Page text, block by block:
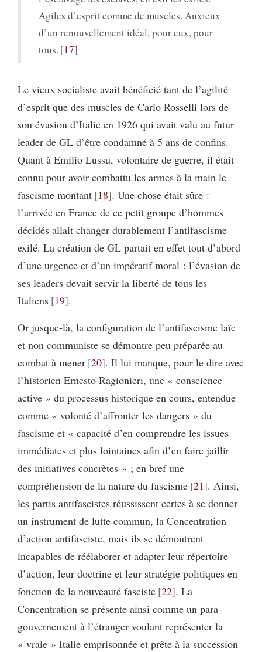
Agiles d’esprit comme de muscles. Anxieux
d’un renouvellement idéal, pour eux, pour
tous. 17
Le vieux socialiste avait bénéficié tant de l’agilité
d’esprit que des muscles de Carlo Rosselli lors de
son évasion d’Italie en 1926 qui avait valu au futur
leader de GL d’être condamné à 5 ans de confins.
Quant à Emilio Lussu, volontaire de guerre, il était
connu pour avoir combattu les armes à la main le
fascisme montant 18 . Une chose était sûre :
l’arrivée en France de ce petit groupe d’hommes
décidés allait changer durablement l’antifascisme
exilé. La création de GL partait en effet tout d’abord
d’une urgence et d’un impératif moral : l’évasion de
ses leaders devait servir la liberté de tous les
Italiens 19 .
Or jusque-là, la configuration de l’antifascisme laïc
et non communiste se démontre peu préparée au
combat à mener 20 . Il lui manque, pour le dire avec
l’historien Ernesto Ragionieri, une « conscience
active » du processus historique en cours, entendue
comme « volonté d’affronter les dangers » du
fascisme et « capacité d’en comprendre les issues
immédiates et plus lointaines afin d’en faire jaillir
des initiatives concrètes » ; en bref une
compréhension de la nature du fascisme 21 . Ainsi,
les partis antifascistes réussissent certes à se donner
un instrument de lutte commun, la Concentration
d’action antifasciste, mais ils se démontrent
incapables de réélaborer et adapter leur répertoire
d’action, leur doctrine et leur stratégie politiques en
fonction de la nouveauté fasciste 22 . La
Concentration se présente ainsi comme un para-
gouvernement à l’étranger voulant représenter la
« vraie » Italie emprisonnée et prête à la succession